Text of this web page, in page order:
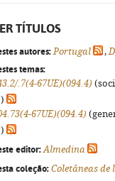
TÍTULOS
autores:Portugal ,
temas:
.7(4-67UE)(094.4)
67UE)(094.4)
editor: Almedina
coleção: Coletâneas de